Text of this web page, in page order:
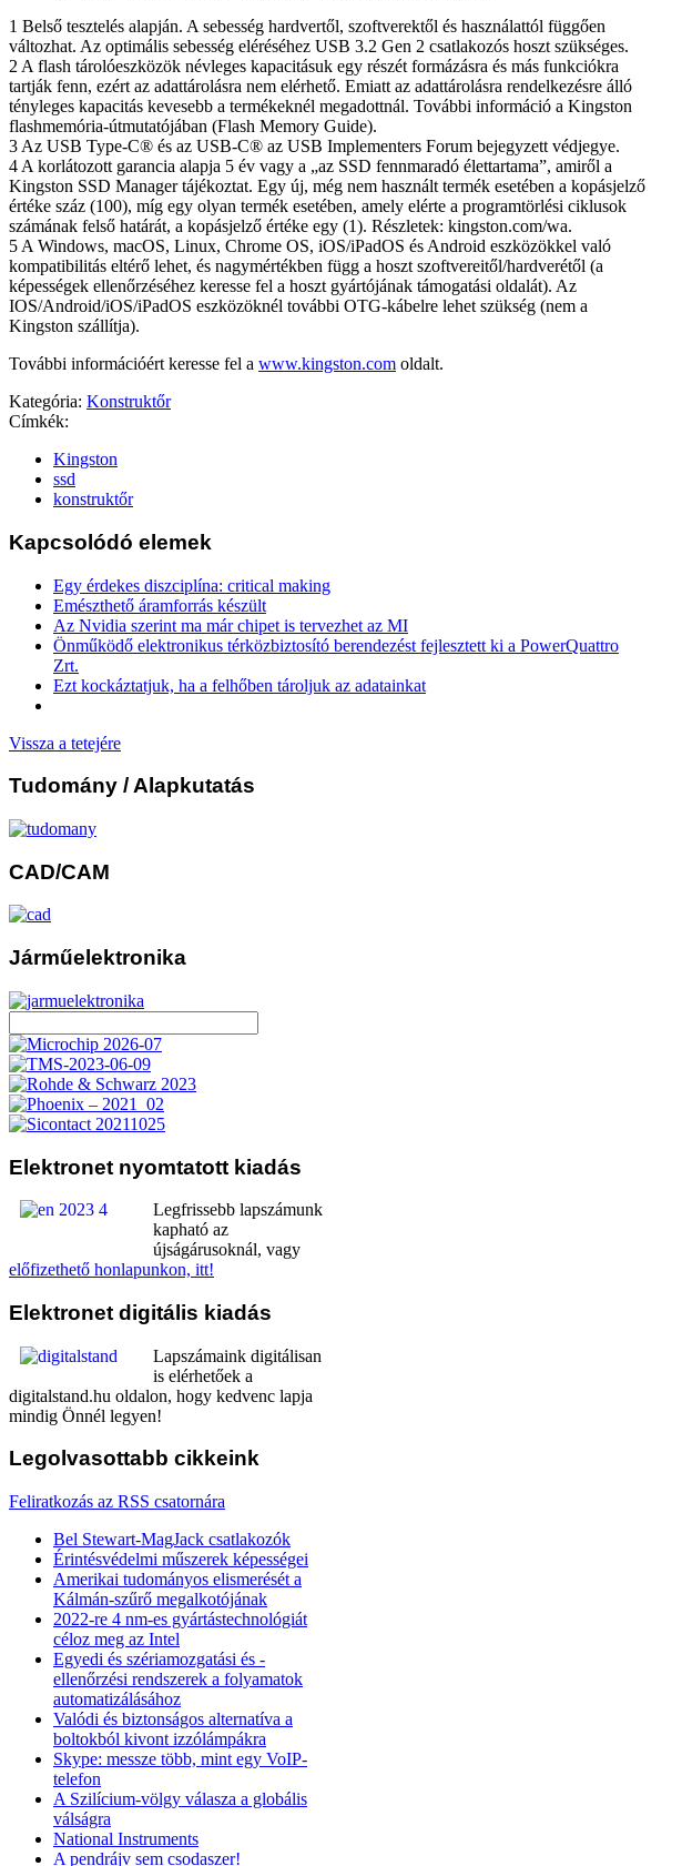
1 Belső tesztelés alapján. A sebesség hardvertől, szoftverektől és használattól függően
változhat. Az optimális sebesség eléréséhez USB 3.2 Gen 2 csatlakozós hoszt szükséges.
2 A flash tárolóeszközök névleges kapacitásuk egy részét formázásra és más funkciókra
tartják fenn, ezért az adattárolásra nem elérhető. Emiatt az adattárolásra rendelkezésre álló
tényleges kapacitás kevesebb a termékeknél megadottnál. További információ a Kingston
flashmemória-útmutatójában (Flash Memory Guide).
3 Az USB Type-C® és az USB-C® az USB Implementers Forum bejegyzett védjegye.
4 A korlátozott garancia alapja 5 év vagy a „az SSD fennmaradó élettartama”, amiről a
Kingston SSD Manager tájékoztat. Egy új, még nem használt termék esetében a kopásjelző
értéke száz (100), míg egy olyan termék esetében, amely elérte a programtörlési ciklusok
számának felső határát, a kopásjelző értéke egy (1). Részletek: kingston.com/wa.
5 A Windows, macOS, Linux, Chrome OS, iOS/iPadOS és Android eszközökkel való
kompatibilitás eltérő lehet, és nagymértékben függ a hoszt szoftvereitől/hardverétől (a
képességek ellenőrzéséhez keresse fel a hoszt gyártójának támogatási oldalát). Az
IOS/Android/iOS/iPadOS eszközöknél további OTG-kábelre lehet szükség (nem a
Kingston szállítja).
További információért keresse fel a www.kingston.com oldalt.
Kategória: Konstruktőr
Címkék:
Kingston
ssd
konstruktőr
Kapcsolódó elemek
Egy érdekes diszciplína: critical making
Emészthető áramforrás készült
Az Nvidia szerint ma már chipet is tervezhet az MI
Önműködő elektronikus térközbiztosító berendezést fejlesztett ki a PowerQuattro
Zrt.
Ezt kockáztatjuk, ha a felhőben tároljuk az adatainkat
Vissza a tetejére
Tudomány / Alapkutatás
CAD/CAM
Járműelektronika
Elektronet nyomtatott kiadás
Legfrissebb lapszámunk
kapható az
újságárusoknál, vagy
előfizethető honlapunkon, itt!
Elektronet digitális kiadás
Lapszámaink digitálisan
is elérhetőek a
digitalstand.hu oldalon, hogy kedvenc lapja
mindig Önnél legyen!
Legolvasottabb cikkeink
Feliratkozás az RSS csatornára
Bel Stewart-MagJack csatlakozók
Érintésvédelmi műszerek képességei
Amerikai tudományos elismerését a
Kálmán-szűrő megalkotójának
2022-re 4 nm-es gyártástechnológiát
céloz meg az Intel
Egyedi és szériamozgatási és -
ellenőrzési rendszerek a folyamatok
automatizálásához
Valódi és biztonságos alternatíva a
boltokból kivont izzólámpákra
Skype: messze több, mint egy VoIP-
telefon
A Szilícium-völgy válasza a globális
válságra
National Instruments
A pendrájv sem csodaszer!